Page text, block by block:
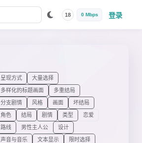
18 0 Mbps 登录
呈现方式 大量选择
多样化的标题画面 多重结局
分支剧情 风格 画面 坏结局
角色 结局 剧情 类型 恋爱
路线 男性主人公 设计
声音与音乐 文本显示 限时选择